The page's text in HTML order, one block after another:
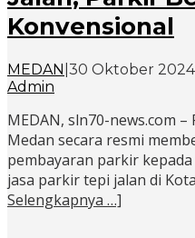
Konvensional
MEDAN 30 Oktober 2024
Admin
MEDAN, sln70-news.com
Medan secara resmi
pembayaran parkir
jasa parkir tepi jalan di
Selengkapnya …]